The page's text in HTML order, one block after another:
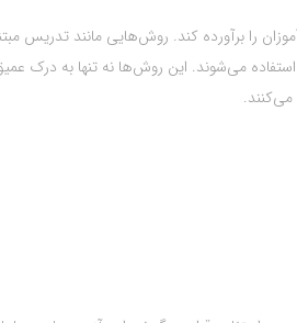
را برآورده کند. روش‌هایی مانند تدریس
می‌شوند. این روش‌ها نه تنها به درک
می‌کنند.